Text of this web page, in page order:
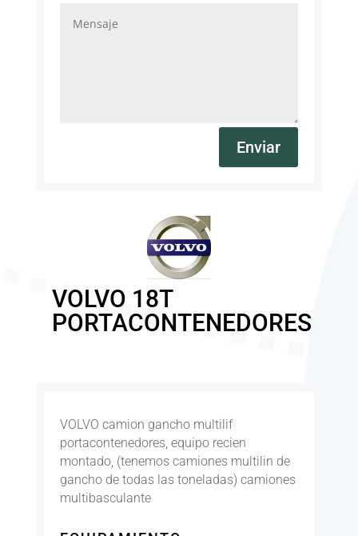
Enviar
VOLVO 18T
PORTACONTENEDORES
VOLVO camion gancho multilif
portacontenedores, equipo recien
montado, (tenemos camiones multilin de
gancho de todas las toneladas) camiones
multibasculante